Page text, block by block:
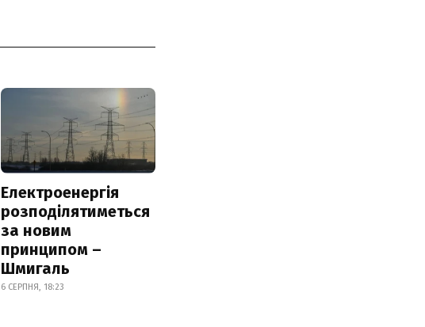
Електроенергія
розподілятиметься
за новим
принципом –
Шмигаль
6 СЕРПНЯ, 18:23